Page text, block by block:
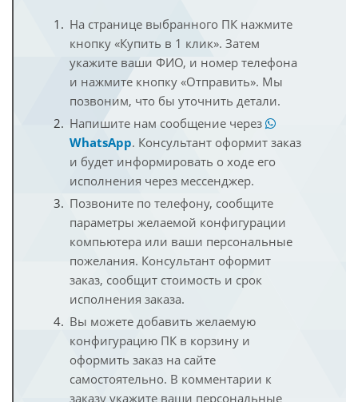
На странице выбранного ПК нажмите
кнопку «Купить в 1 клик». Затем
укажите ваши ФИО, и номер телефона
и нажмите кнопку «Отправить». Мы
позвоним, что бы уточнить детали.
Напишите нам сообщение через
WhatsApp. Консультант оформит заказ
и будет информировать о ходе его
исполнения через мессенджер.
Позвоните по телефону, сообщите
параметры желаемой конфигурации
компьютера или ваши персональные
пожелания. Консультант оформит
заказ, сообщит стоимость и срок
исполнения заказа.
Вы можете добавить желаемую
конфигурацию ПК в корзину и
оформить заказ на сайте
самостоятельно. В комментарии к
заказу укажите ваши персональные